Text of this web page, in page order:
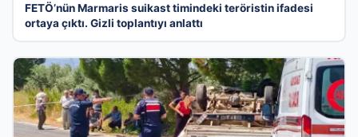
FETÖ’nün Marmaris suikast timindeki teröristin ifadesi
ortaya çıktı. Gizli toplantıyı anlattı